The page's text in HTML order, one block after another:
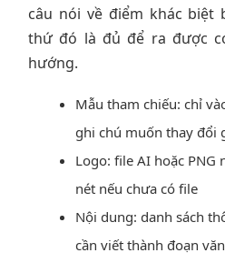
câu nói về điểm khác biệt
thứ đó là đủ để ra được
hướng.
Mẫu tham chiếu: chỉ
ghi chú muốn thay đổi
Logo: file AI hoặc PNG
nét nếu chưa có file
Nội dung: danh sách
cần viết thành đoạn văn